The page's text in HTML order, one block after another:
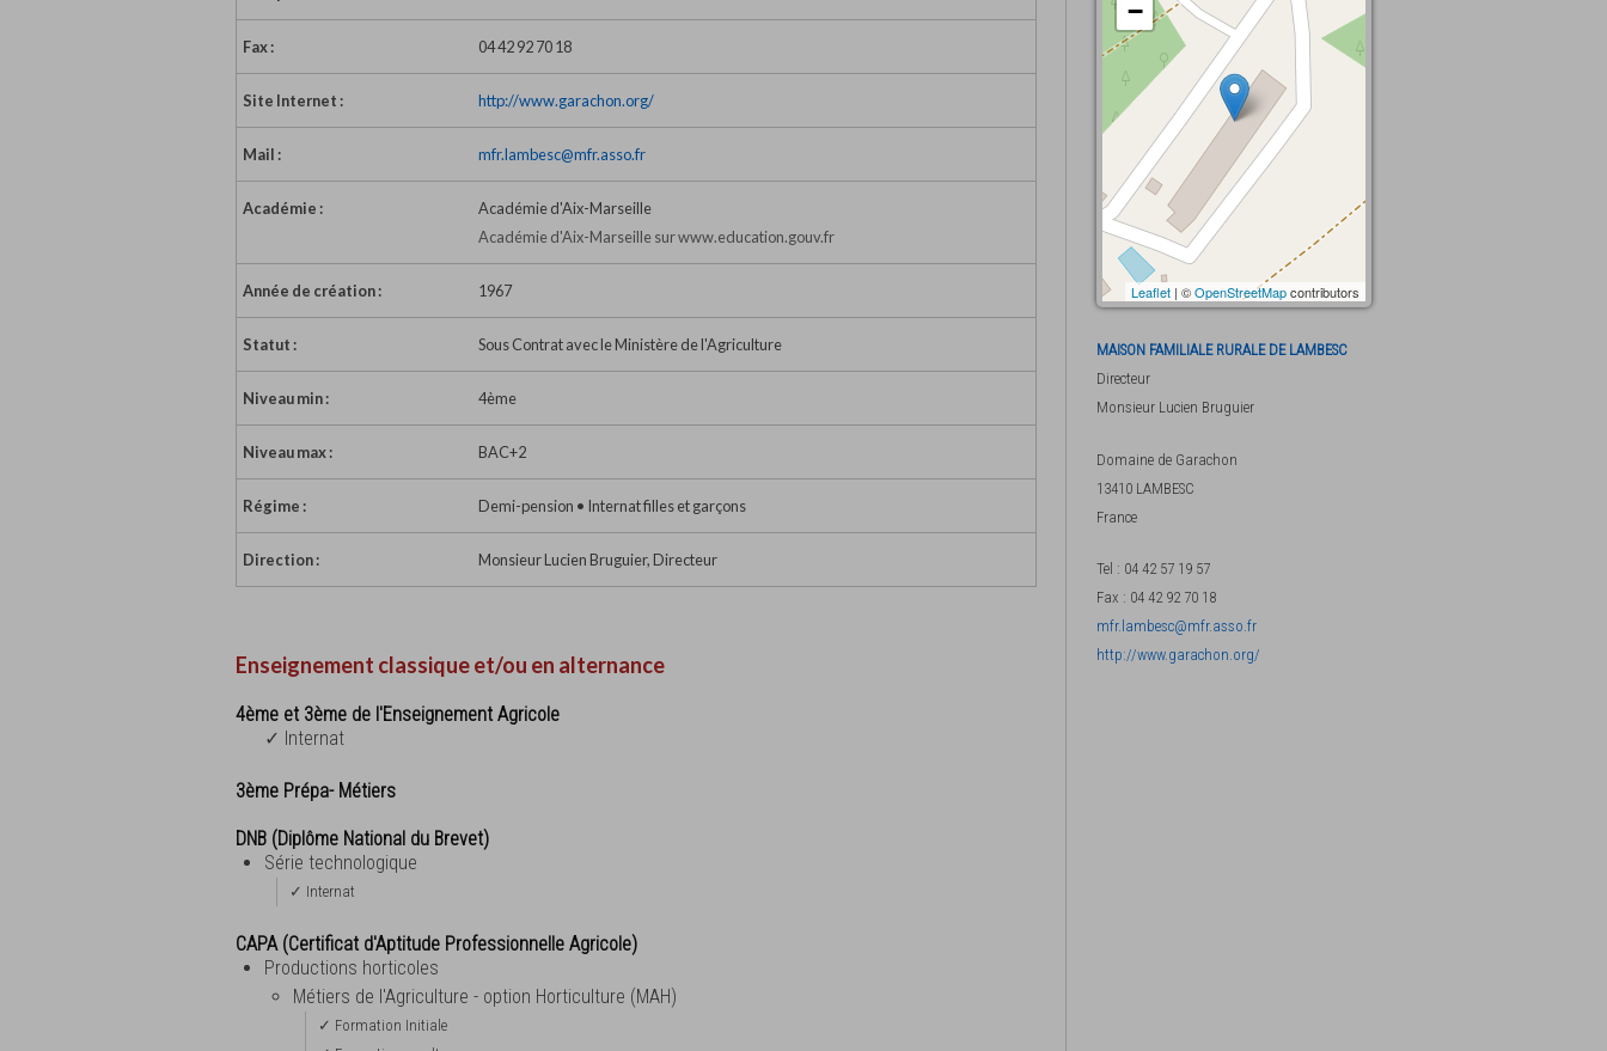
Fax : 04 42 92 70 18
Site Internet : http://www.garachon.org/
Mail : mfr.lambesc@mfr.asso.fr
Académie :
Académie d'Aix-Marseille
Académie d'Aix-Marseille sur www.education.gouv.fr
Année de création : 1967
Statut : Sous Contrat avec le Ministère de l'Agriculture
Niveau min : 4ème
Niveau max : BAC+2
Régime : Demi-pension • Internat filles et garçons
Direction : Monsieur Lucien Bruguier, Directeur
Enseignement classique et/ou en alternance
4ème et 3ème de l'Enseignement Agricole
✓ Internat
3ème Prépa- Métiers
DNB (Diplôme National du Brevet)
Série technologique
✓ Internat
CAPA (Certificat d'Aptitude Professionnelle Agricole)
Productions horticoles
Métiers de l'Agriculture - option Horticulture (MAH)
✓ Formation Initiale
−
Leaflet | ©OpenStreetMapcontributors
MAISON FAMILIALE RURALE DE LAMBESC
Directeur
Monsieur Lucien Bruguier
Domaine de Garachon
13410 LAMBESC
France
Tel : 04 42 57 19 57
Fax : 04 42 92 70 18
mfr.lambesc@mfr.asso.fr
http://www.garachon.org/